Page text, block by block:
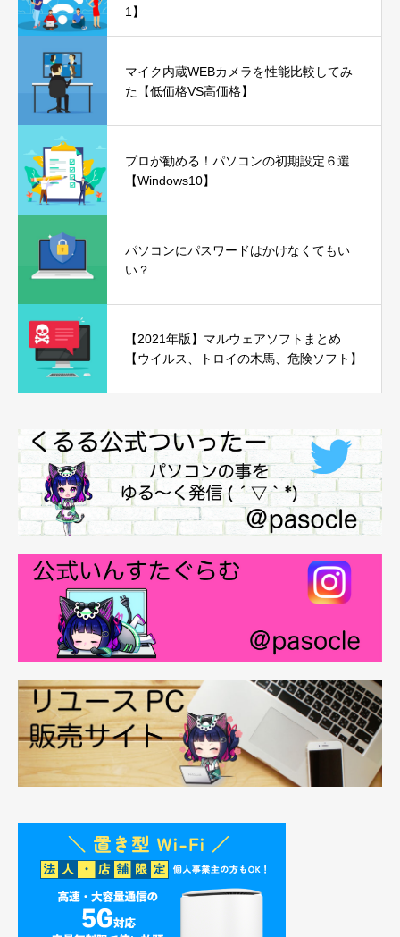
1】
マイク内蔵WEBカメラを性能比較してみ
た【低価格VS高価格】
プロが勧める！パソコンの初期設定６選
【Windows10】
パソコンにパスワードはかけなくてもい
い？
【2021年版】マルウェアソフトまとめ
【ウイルス、トロイの木馬、危険ソフト】